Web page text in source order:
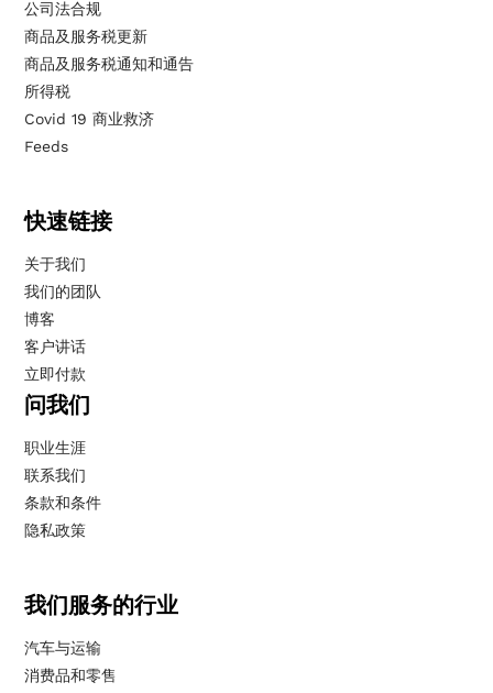
公司法合规
商品及服务税更新
商品及服务税通知和通告
所得税
Covid 19 商业救济
Feeds
快速链接
关于我们
我们的团队
博客
客户讲话
立即付款
问我们
职业生涯
联系我们
条款和条件
隐私政策
我们服务的行业
汽车与运输
消费品和零售